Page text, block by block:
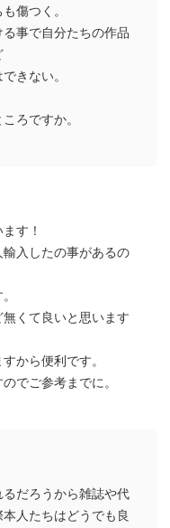
傷つく。
る事で自分たちの作品
きない。
ろですか。
す！
入したの事があるの
くて良いと思います
から便利です。
でご参考までに。
だろうから雑誌や代
人たちはどうでも良